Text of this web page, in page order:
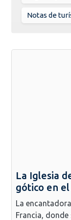
Notas de
La Iglesia
gótico en
La
Francia,